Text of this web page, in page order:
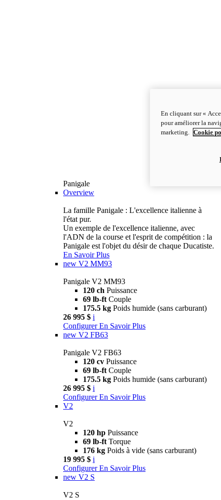
Panigale
Overview
La famille Panigale : L'excellence italienne à
l'état pur.
Un exemple de l'excellence italienne, avec
l'ADN de la course et l'esprit de compétition : la
Panigale est l'objet du désir de chaque Ducatiste.
En Savoir Plus
new V2 MM93
Panigale V2 MM93
120 ch Puissance
69 lb-ft Couple
175.5 kg Poids humide (sans carburant)
26 995 $ i
Configurer En Savoir Plus
new V2 FB63
Panigale V2 FB63
120 cv Puissance
69 lb-ft Couple
175.5 kg Poids humide (sans carburant)
26 995 $ i
Configurer En Savoir Plus
V2
V2
120 hp Puissance
69 lb-ft Torque
176 kg Poids à vide (sans carburant)
19 995 $ i
Configurer En Savoir Plus
new V2 S
V2 S
En cliquant sur «
pour améliorer la
marketing.
Cookie